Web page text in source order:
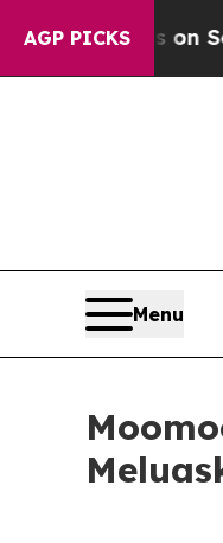
AGP PICKS
on Social
Menu